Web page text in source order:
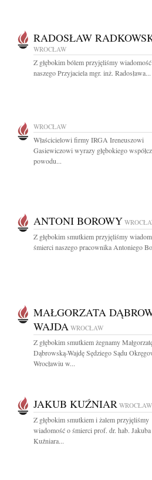
RADOSŁAW
WROCŁAW
Z głębokim bólem przyjęliśmy
naszego Przyjaciela mgr. inż. Radosława...
WROCŁAW
Właścicielowi firmy IRGA Ireneuszowi
Gasiewiczowi wyrazy głębokiego
powodu...
ANTONI BOROWY
Z głębokim smutkiem przyjęliśmy
śmierci naszego pracownika Antoniego
MAŁGORZATA
WAJDA WROCŁAW
Z głębokim smutkiem żegnamy
Dąbrowską-Wajdę Sędziego Sądu
Wrocławiu w...
JAKUB KUŹNIAR WROCŁAW
Z głębokim smutkiem i żalem przyjęliśmy
wiadomość o śmierci prof. dr. hab. Jakuba
Kuźniara...